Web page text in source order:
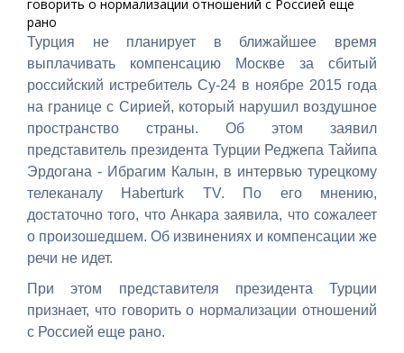
говорить о нормализации отношений с Россией еще
рано
Турция не планирует в ближайшее время
выплачивать компенсацию Москве за сбитый
российский истребитель Су-24 в ноябре 2015 года
на границе с Сирией, который нарушил воздушное
пространство страны. Об этом заявил
представитель президента Турции Реджепа Тайипа
Эрдогана - Ибрагим Калын, в интервью турецкому
телеканалу Haberturk TV. По его мнению,
достаточно того, что Анкара заявила, что сожалеет
о произошедшем. Об извинениях и компенсации же
речи не идет.
При этом представителя президента Турции
признает, что говорить о нормализации отношений
с Россией еще рано.